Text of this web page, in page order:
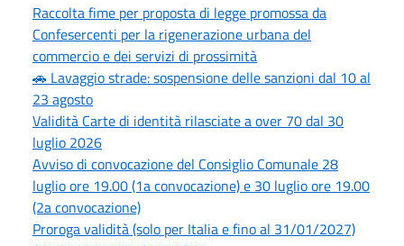
Raccolta fime per proposta di legge promossa da
Confesercenti per la rigenerazione urbana del
commercio e dei servizi di prossimità
🚗 Lavaggio strade: sospensione delle sanzioni dal 10 al
23 agosto
Validità Carte di identità rilasciate a over 70 dal 30
luglio 2026
Avviso di convocazione del Consiglio Comunale 28
luglio ore 19.00 (1a convocazione) e 30 luglio ore 19.00
(2a convocazione)
Proroga validità (solo per Italia e fino al 31/01/2027)